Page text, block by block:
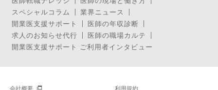
スペシャルコラム
業界ニュース
開業医支援サポート
医師の年収診断
求人のお知らせ代行
医師の職場カルテ
開業医支援サポート ご利用者インタビュー
会社概要 利用規約